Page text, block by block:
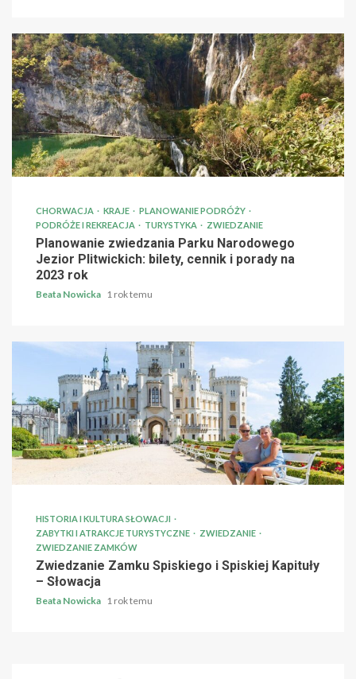
CHORWACJA KRAJE
PLANOWANIE PODRÓŻY
PODRÓŻE I REKREACJA
TURYSTYKA ZWIEDZANIE
Planowanie zwiedzania Parku Narodowego
Jezior Plitwickich: bilety, cennik i porady na
2023 rok
Beata Nowicka 1 rok temu
HISTORIA I KULTURA SŁOWACJI
ZABYTKI I ATRAKCJE TURYSTYCZNE
ZWIEDZANIE
ZWIEDZANIE ZAMKÓW
Zwiedzanie Zamku Spiskiego i Spiskiej Kapituły
– Słowacja
Beata Nowicka 1 rok temu